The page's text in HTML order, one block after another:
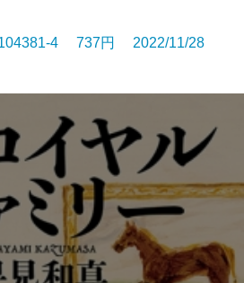
4 737円 2022/11/28